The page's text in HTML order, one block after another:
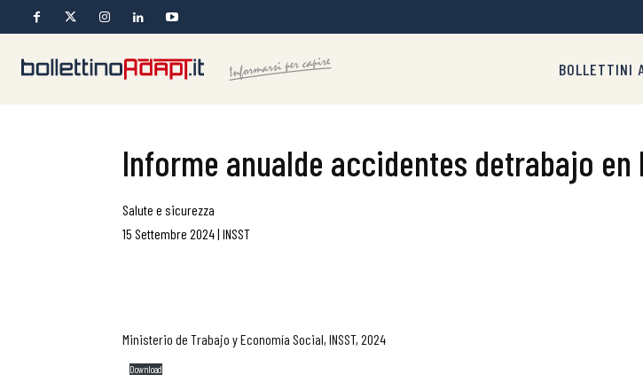
BOLLETTINI
Informe anualde accidentes detrabajo en
Salute e sicurezza
15 Settembre 2024| INSST
Ministerio de Trabajo y Economía Social, INSST, 2024
Download